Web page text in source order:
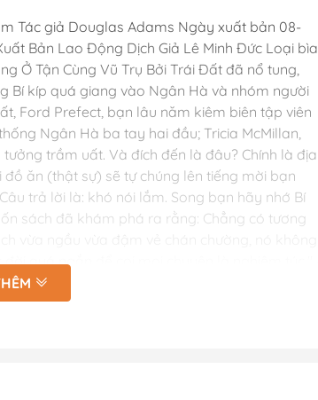
Tác giả Douglas Adams Ngày xuất bản 08-
Bản Lao Động Dịch Giả Lê Minh Đức Loại bìa
Ở Tận Cùng Vũ Trụ Bởi Trái Đất đã nổ tung,
Bí kíp quá giang vào Ngân Hà và nhóm người
Ford Prefect, bạn lâu năm kiêm biên tập viên
Ngân Hà ba tay hai đầu; Tricia McMillan,
trầm uất. Và đích đến là đâu? Chính là địa
ăn (thật sự) sẽ tự chúng lên tiếng mời bạn
trả lời là: khó nói lắm. Song bạn hãy nhớ Bí
sách đã khám phá ra rằng: Chẳng có tương
quá ngắn để coi mọi chuyện là nghiêm túc." -
sẽ mang lại kiến thức thật bổ ích cùng
1 cuốn sách quý trên kệ sách của bạn! QUYỀN